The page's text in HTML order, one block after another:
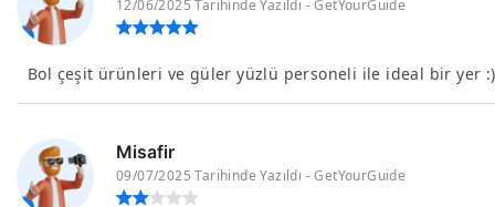
12/06/2025 Tarihinde Yazıldı - GetYourGuide
Bol çeşit ürünleri ve güler yüzlü personeli ile ideal bir yer :)
Misafir
09/07/2025 Tarihinde Yazıldı - GetYourGuide